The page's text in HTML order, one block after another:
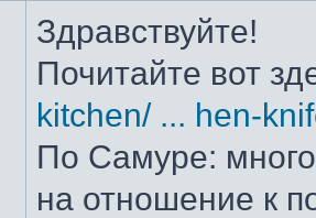
Здравствуйте!
Почитайте вот
kitchen/ ... hen-
По Самуре: много
на отношение к